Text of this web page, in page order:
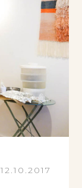
12.10.2017